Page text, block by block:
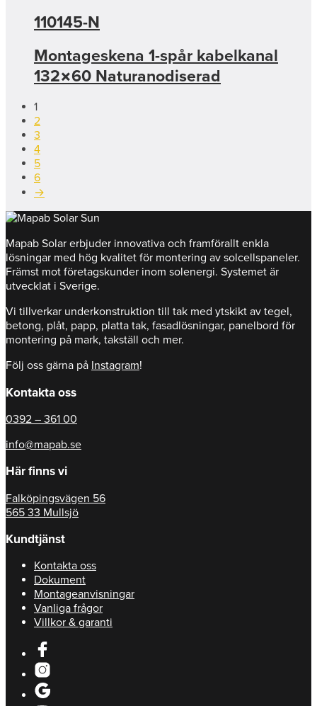
110145-N
Montageskena 1-spår kabelkanal
132×60 Naturanodiserad
1
2
3
4
5
6
→
Mapab Solar erbjuder innovativa och framförallt enkla
lösningar med hög kvalitet för montering av solcellspaneler.
Främst mot företagskunder inom solenergi. Systemet är
utvecklat i Sverige.
Vi tillverkar underkonstruktion till tak med ytskikt av tegel,
betong, plåt, papp, platta tak, fasadlösningar, panelbord för
montering på mark, takställ och mer.
Följ oss gärna på Instagram!
Kontakta oss
0392 – 361 00
info@mapab.se
Här finns vi
Falköpingsvägen 56
565 33 Mullsjö
Kundtjänst
Kontakta oss
Dokument
Montageanvisningar
Vanliga frågor
Villkor & garanti